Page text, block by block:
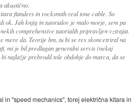
akustično.
flanders in rocksmith real tone cable. So
ok. Jah knjig in tutorialov je malo morje, sem pa
comprehensive tutorialih pripravljen vztrajat.
mere da. Teorije hm, tu bi se res skoncetriral na
mi je bil predlagan generalni servis (nekaj
najlažje prebrodil tole obdobje do marca, da se
in "speed mechanics", torej električna kitara